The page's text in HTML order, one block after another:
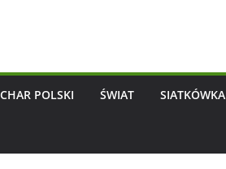
POLSKI ŚWIAT SIATKÓWKA